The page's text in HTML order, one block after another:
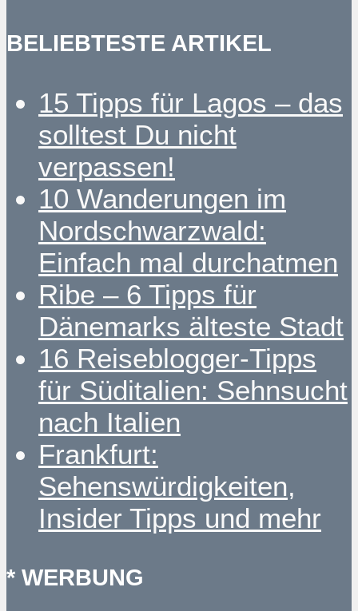
BELIEBTESTE ARTIKEL
15 Tipps für Lagos – das
solltest Du nicht
verpassen!
10 Wanderungen im
Nordschwarzwald:
Einfach mal durchatmen
Ribe – 6 Tipps für
Dänemarks älteste Stadt
16 Reiseblogger-Tipps
für Süditalien: Sehnsucht
nach Italien
Frankfurt:
Sehenswürdigkeiten,
Insider Tipps und mehr
* WERBUNG